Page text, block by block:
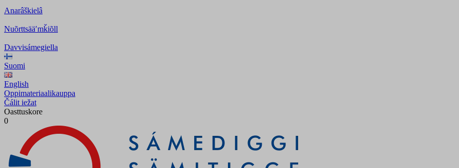
Anarâškielâ
Nuõrttsääʹmǩiõll
Davvisámegiella
Suomi
English
Oppimateriaalikauppa
Čálit iežat
Oasttuskore
0